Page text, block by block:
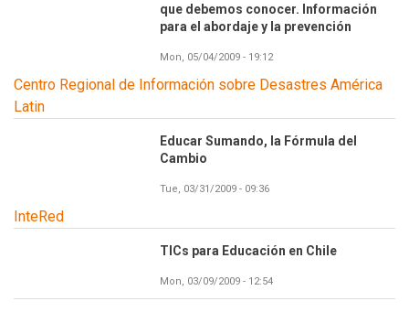
que debemos conocer. Información
para el abordaje y la prevención
Mon, 05/04/2009 - 19:12
Centro Regional de Información sobre Desastres América
Latin
Educar Sumando, la Fórmula del
Cambio
Tue, 03/31/2009 - 09:36
InteRed
TICs para Educación en Chile
Mon, 03/09/2009 - 12:54